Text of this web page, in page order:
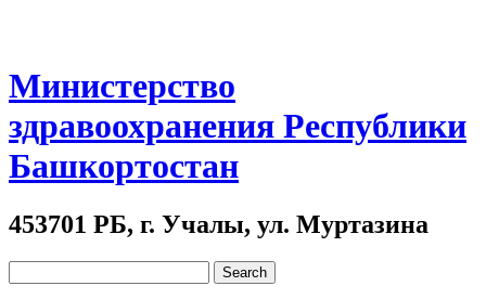
Министерство
здравоохранения Республики
Башкортостан
453701 РБ, г. Учалы, ул. Муртазина